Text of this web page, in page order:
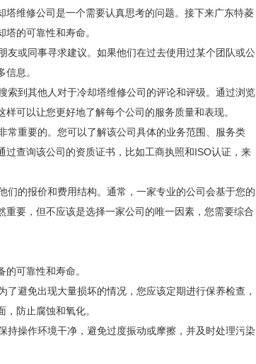
维修公司是一个需要认真思考的问题。接下来广东特菱
的可靠性和寿命。
或同事寻求建议。如果他们在过去使用过某个团队或公
息。
到其他人对于冷却塔维修公司的评论和评级。通过浏览
可以让您更好地了解每个公司的服务质量和表现。
重要的。您可以了解该公司具体的业务范围、服务类
查询该公司的资质证书，比如工商执照和ISO认证，来
的报价和费用结构。通常，一家专业的公司会基于您的
要，但不应该是选择一家公司的唯一因素，您需要综合
可靠性和寿命。
避免出现大量损坏的情况，您应该定期进行保养检查，
防止腐蚀和氧化。
操作环境干净，避免过度振动或摩擦，并及时处理污染